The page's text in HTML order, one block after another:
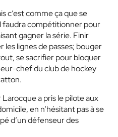
c’est comme ça que se
faudra compétitionner pour
gagner la série. Finir
les lignes de passes; bouger
se sacrifier pour bloquer
chef du club de hockey
a pris le pilote aux
en n’hésitant pas à se
d’un défenseur des